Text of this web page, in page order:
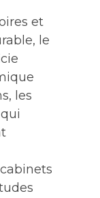
et
le
les